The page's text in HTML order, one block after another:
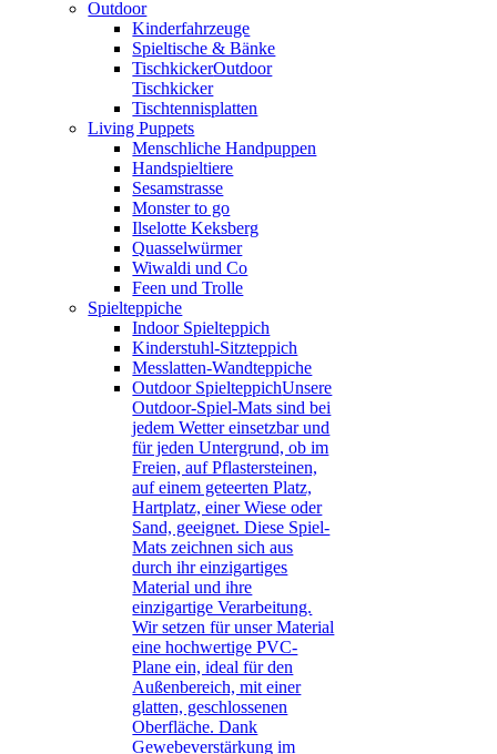
Outdoor
Kinderfahrzeuge
Spieltische & Bänke
TischkickerOutdoor
Tischkicker
Tischtennisplatten
Living Puppets
Menschliche Handpuppen
Handspieltiere
Sesamstrasse
Monster to go
Ilselotte Keksberg
Quasselwürmer
Wiwaldi und Co
Feen und Trolle
Spielteppiche
Indoor Spielteppich
Kinderstuhl-Sitzteppich
Messlatten-Wandteppiche
Outdoor SpielteppichUnsere
Outdoor-Spiel-Mats sind bei
jedem Wetter einsetzbar und
für jeden Untergrund, ob im
Freien, auf Pflastersteinen,
auf einem geteerten Platz,
Hartplatz, einer Wiese oder
Sand, geeignet. Diese Spiel-
Mats zeichnen sich aus
durch ihr einzigartiges
Material und ihre
einzigartige Verarbeitung.
Wir setzen für unser Material
eine hochwertige PVC-
Plane ein, ideal für den
Außenbereich, mit einer
glatten, geschlossenen
Oberfläche. Dank
Gewebeverstärkung im